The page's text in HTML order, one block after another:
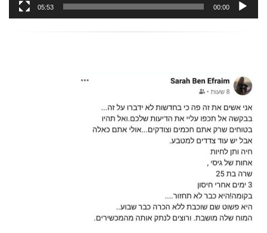
00:00
05:53